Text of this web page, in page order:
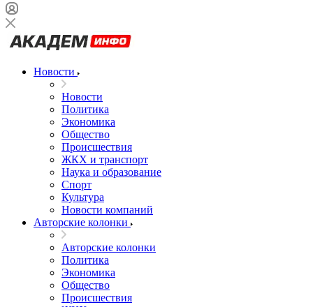
Новости
Новости
Политика
Экономика
Общество
Происшествия
ЖКХ и транспорт
Наука и образование
Спорт
Культура
Новости компаний
Авторские колонки
Авторские колонки
Политика
Экономика
Общество
Происшествия